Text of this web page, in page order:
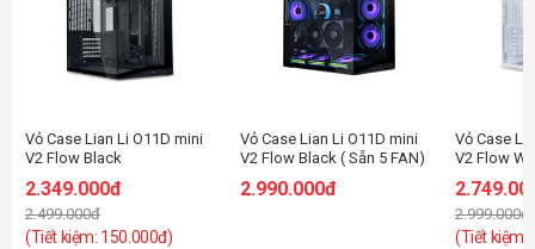
Vỏ Case Lian Li O11D mini
V2 Flow Black
2.349.000đ
2.499.000đ
(Tiết kiệm: 150.000đ)
Vỏ Case Lian Li O11D mini
V2 Flow Black ( Sẵn 5 FAN)
2.990.000đ
Vỏ Case
V2 Flow
2.999.000đ
(Tiết kiệm: